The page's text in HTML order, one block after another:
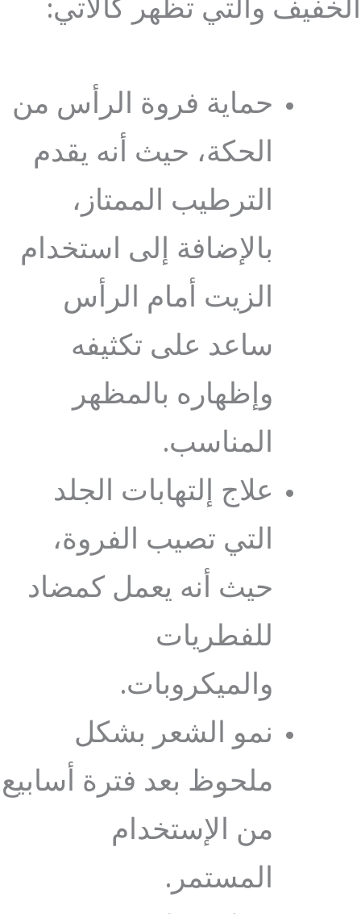
الخفيف والتي تظهر كالآتي:
حماية فروة الرأس من
الحكة، حيث أنه يقدم
الترطيب الممتاز،
بالإضافة إلى استخدام
الزيت أمام الرأس
ساعد على تكثيفه
وإظهاره بالمظهر
المناسب.
علاج إلتهابات الجلد
التي تصيب الفروة،
حيث أنه يعمل كمضاد
للفطريات
والميكروبات.
نمو الشعر بشكل
ملحوظ بعد فترة أسابيع
من الإستخدام
المستمر.